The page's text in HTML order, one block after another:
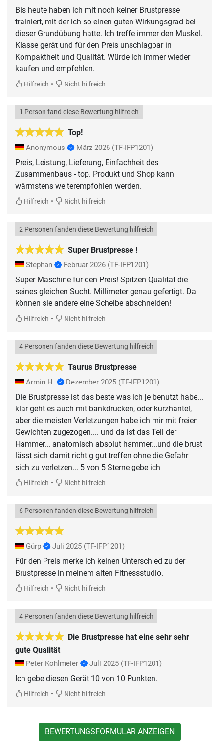
Bis heute haben ich mit noch keiner Brustpresse
trainiert, mit der ich so einen guten Wirkungsgrad bei
dieser Grundübung hatte. Ich treffe immer den Muskel.
Klasse gerät und für den Preis unschlagbar in
Kompaktheit und Qualität. Würde ich immer wieder
kaufen und empfehlen.
Hilfreich • Nicht hilfreich
Top!
1 Person fand diese Bewertung hilfreich
Anonymous März 2026 (TF-IFP1201)
Preis, Leistung, Lieferung, Einfachheit des
Zusammenbaus - top. Produkt und Shop kann
wärmstens weiterempfohlen werden.
Hilfreich • Nicht hilfreich
Super Brustpresse !
2 Personen fanden diese Bewertung hilfreich
Stephan Februar 2026 (TF-IFP1201)
Super Maschine für den Preis! Spitzen Qualität die
seines gleichen Sucht. Millimeter genau gefertigt. Da
können sie andere eine Scheibe abschneiden!
Hilfreich • Nicht hilfreich
Taurus Brustpresse
4 Personen fanden diese Bewertung hilfreich
Armin H. Dezember 2025 (TF-IFP1201)
Die Brustpresse ist das beste was ich je benutzt habe...
klar geht es auch mit bankdrücken, oder kurzhantel,
aber die meisten Verletzungen habe ich mir mit freien
Gewichten zugezogen.... und da ist das Teil der
Hammer... anatomisch absolut hammer...und die brust
lässt sich damit richtig gut treffen ohne die Gefahr
sich zu verletzen... 5 von 5 Sterne gebe ich
Hilfreich • Nicht hilfreich
6 Personen fanden diese Bewertung hilfreich
Gürp Juli 2025 (TF-IFP1201)
Für den Preis merke ich keinen Unterschied zu der
Brustpresse in meinem alten Fitnessstudio.
Hilfreich • Nicht hilfreich
Die Brustpresse hat eine sehr sehr
gute Qualität
4 Personen fanden diese Bewertung hilfreich
Peter Kohlmeier Juli 2025 (TF-IFP1201)
Ich gebe diesen Gerät 10 von 10 Punkten.
Hilfreich • Nicht hilfreich
BEWERTUNGSFORMULAR ANZEIGEN